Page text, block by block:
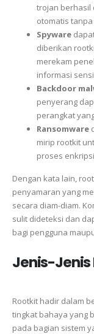
trojan berhasil
otomatis
Spyware
diberikan
merekam
informasi
Backdoor
penyerang
perangkat
Ransomware
mirip rootkit
proses
Dengan kata lain,
penyamaran yang
secara diam-diam.
sulit dideteksi dan
bagi pengguna
Jenis-Jenis
Rootkit hadir dalam
tingkat bahaya yang
pada bagian sistem